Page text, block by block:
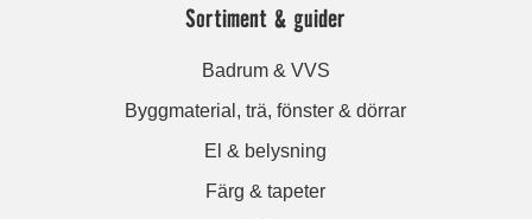
Sortiment & guider
Badrum & VVS
Byggmaterial, trä, fönster & dörrar
El & belysning
Färg & tapeter